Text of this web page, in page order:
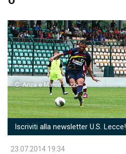
Iscriviti alla newsletter U.S. Lecce!
23.07.2014 19:34